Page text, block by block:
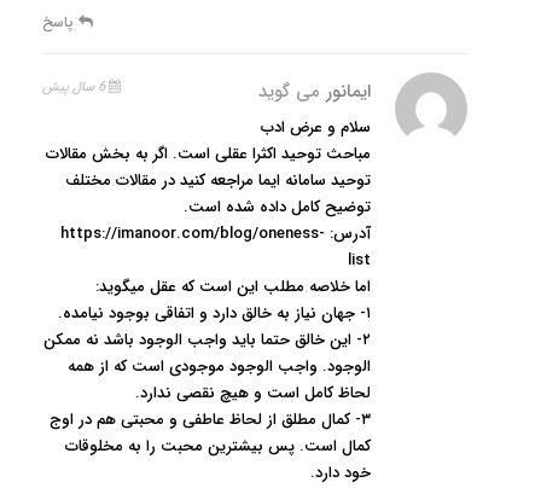
پاسخ
ایمانور می گوید 6 سال پیش
سلام و عرض ادب
مباحث توحید اکثرا عقلی است. اگر به بخش مقالات
توحید سامانه ایما مراجعه کنید در مقالات مختلف
توضیح کامل داده شده است.
آدرس: https://imanoor.com/blog/oneness-
list
اما خلاصه مطلب این است که عقل میگوید:
۱- جهان نیاز به خالق دارد و اتفاقی بوجود نیامده.
۲- این خالق حتما باید واجب الوجود باشد نه ممکن
الوجود. واجب الوجود موجودی است که از همه
لحاظ کامل است و هیچ نقصی ندارد.
۳- کمال مطلق از لحاظ عاطفی و محبتی هم در اوج
کمال است. پس بیشترین محبت را به مخلوقات
خود دارد.